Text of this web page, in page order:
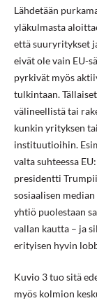
Lähdetään
yläkulmasta
että suuryritykset
eivät ole vain EU-
pyrkivät myös
tulkintaan.
välineellistä tai
kunkin yrityksen
instituutioihin.
valta suhteessa
presidentti
sosiaalisen
yhtiö puolestaan
vallan kautta – ja
erityisen hyvin
Kuvio 3 tuo sitä
myös kolmion